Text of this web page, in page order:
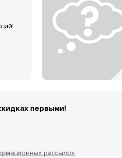
первыми!
рассылок